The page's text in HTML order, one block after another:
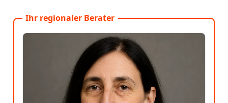
Ihr regionaler Berater